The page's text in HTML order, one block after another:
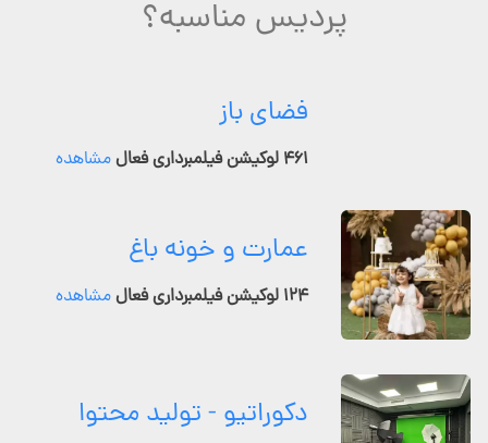
پردیس مناسبه؟
فضای باز
۴۶۱ لوکیشن فیلمبرداری فعال مشاهده
عمارت و خونه باغ
۱۲۴ لوکیشن فیلمبرداری فعال مشاهده
دکوراتیو - تولید محتوا